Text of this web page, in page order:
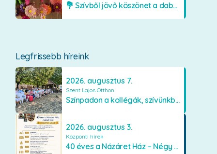
💐 Szívből jövő köszönet a dabasi Orimamiknak! 💐
Legfrissebb híreink
2026. augusztus 7.
Szent Lajos Otthon
Színpadon a kollégák, szívünkben a lakók
2026. augusztus 3.
Központi hírek
40 éves a Názáret Ház – Négy évtized szeretetben és gondoskodásban